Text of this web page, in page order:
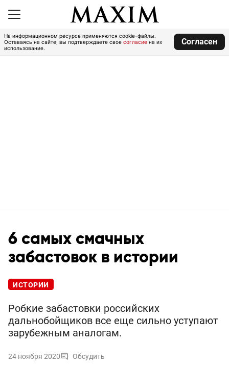
На информационном ресурсе применяются cookie-файлы.
Оставаясь на сайте, вы подтверждаете свое согласие на их
использование.
Согласен
6 самых смачных
забастовок в истории
ИСТОРИИ
Робкие забастовки российских
дальнобойщиков все еще сильно уступают
зарубежным аналогам.
24 ноября 2020 Обсудить